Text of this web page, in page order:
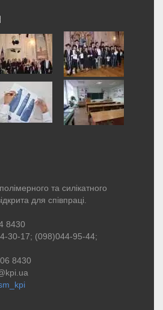
та силікатного
для співпраці.
8430
30-17; (098)044-95-44;
8430